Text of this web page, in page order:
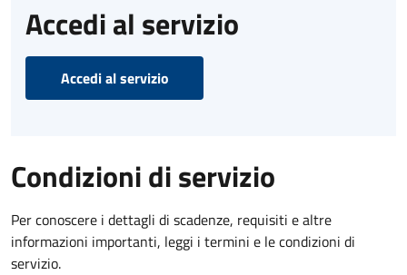
Accedi al servizio
Accedi al servizio
Condizioni di servizio
Per conoscere i dettagli di scadenze, requisiti e altre
informazioni importanti, leggi i termini e le condizioni di
servizio.